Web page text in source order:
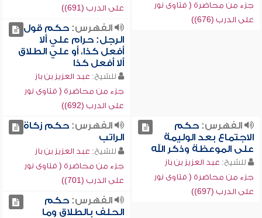
جزء من محاضرة ( فتاوى نور
على الدرب (676))
على الدرب (691))
الفهرس:حكم قول
الرجل: حرام علي ألا
أفعل كذا، أو علي الطلاق
ألا أفعل كذا
للشيخ: عبد العزيز بن باز
جزء من محاضرة ( فتاوى نور
على الدرب (692))
الفهرس:حكم
الاجتماع بعد الوليمة
على الموعظة وذكر الله
للشيخ: عبد العزيز بن باز
جزء من محاضرة ( فتاوى نور
على الدرب (697))
الفهرس:حكم زكاة
الراتب
للشيخ: عبد العزيز بن باز
جزء من محاضرة ( فتاوى نور
على الدرب (701))
الفهرس:حكم
الحلف بالطلاق وما